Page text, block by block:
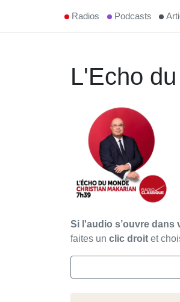
Radios Podcasts
L'Echo
Si l'audio s’ouvre dans
faites un clic droit et